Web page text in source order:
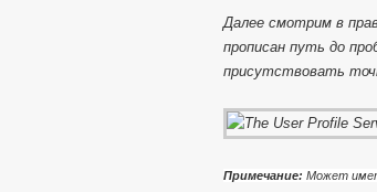
Далее смотрим в
прописан путь до
присутствовать
Примечание: Может